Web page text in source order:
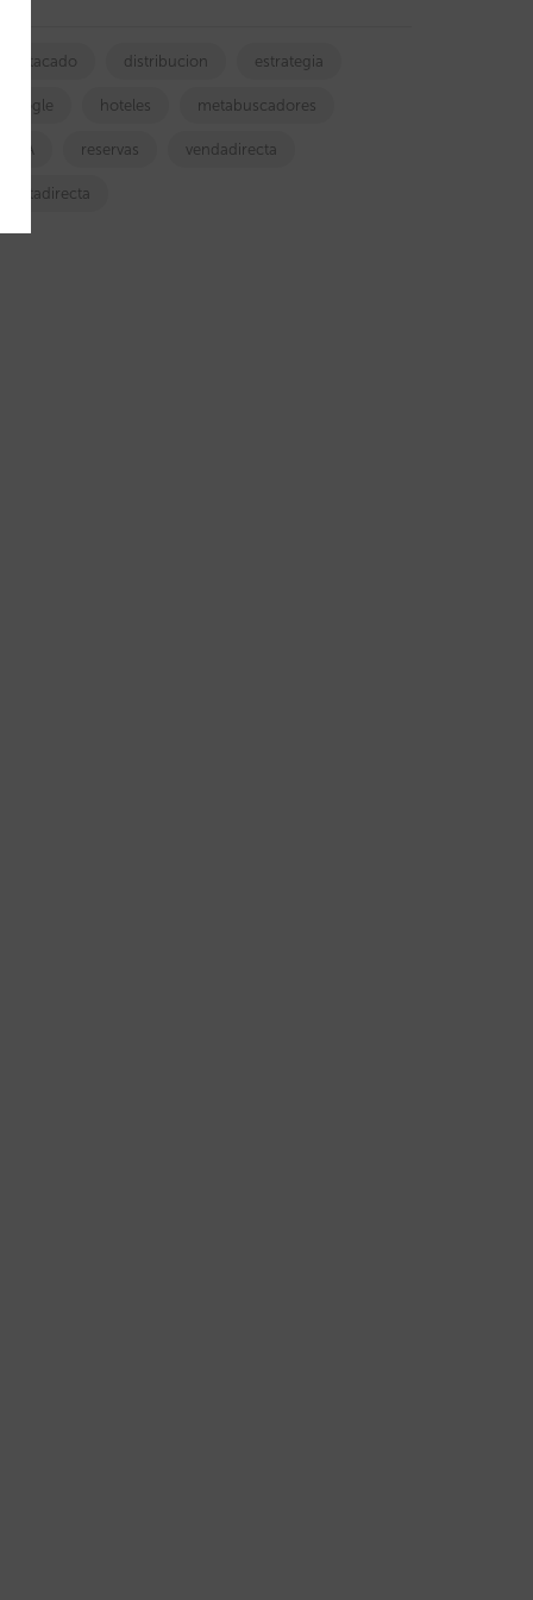
destacado distribucion estrategia
google hoteles metabuscadores
OTA reservas vendadirecta
ventadirecta